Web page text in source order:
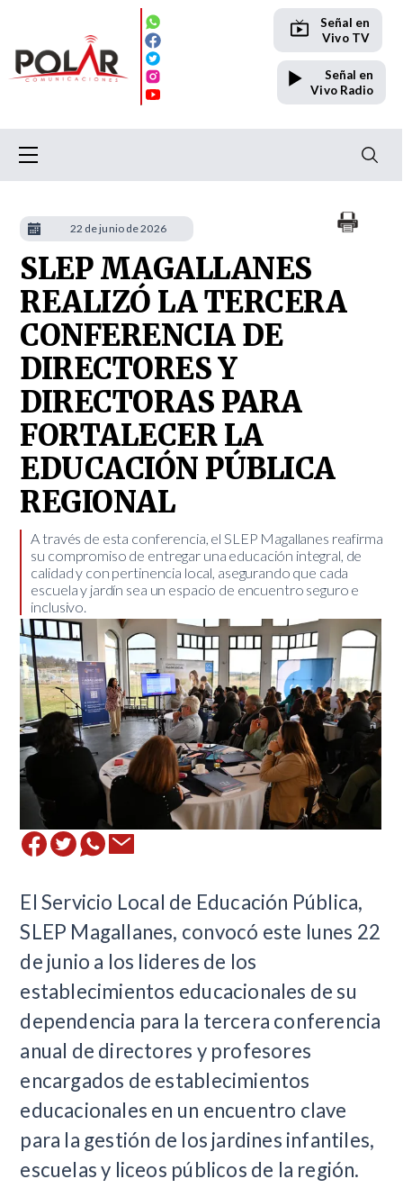
Señal en
Vivo TV
Señal en
Vivo Radio
SLEP MAGALLANES
REALIZÓ LA TERCERA
CONFERENCIA DE
DIRECTORES Y
DIRECTORAS PARA
FORTALECER LA
EDUCACIÓN PÚBLICA
REGIONAL
A través de esta conferencia, el SLEP Magallanes reafirma
su compromiso de entregar una educación integral, de
calidad y con pertinencia local, asegurando que cada
escuela y jardín sea un espacio de encuentro seguro e
inclusivo.
El Servicio Local de Educación Pública,
SLEP Magallanes, convocó este lunes 22
de junio a los lideres de los
establecimientos educacionales de su
dependencia para la tercera conferencia
anual de directores y profesores
encargados de establecimientos
educacionales en un encuentro clave
para la gestión de los jardines infantiles,
escuelas y liceos públicos de la región.
22 de junio de 2026